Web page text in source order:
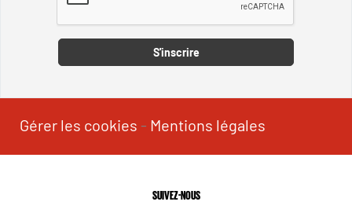
S'inscrire
Gérer les cookies - Mentions légales
SUIVEZ-NOUS